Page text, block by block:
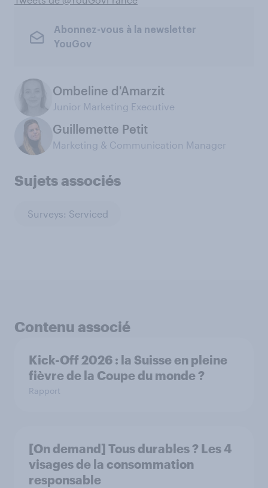
Abonnez-vous à la newsletter
YouGov
Ombeline d'Amarzit
Junior Marketing Executive
Guillemette Petit
Marketing & Communication Manager
Sujets associés
Surveys: Serviced
Contenu associé
Kick-Off 2026 : la Suisse en pleine
fièvre de la Coupe du monde ?
Rapport
[On demand] Tous durables ? Les 4
visages de la consommation
responsable